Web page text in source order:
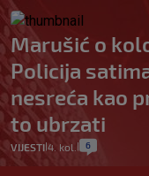
Marušić o
Policija
nesreća kao
to ubrzati
VIJESTI 4. kol. 6